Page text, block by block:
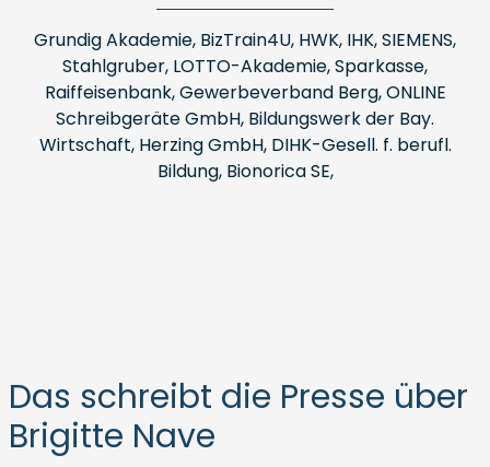
Grundig Akademie, BizTrain4U, HWK, IHK, SIEMENS,
Stahlgruber, LOTTO-Akademie, Sparkasse,
Raiffeisenbank, Gewerbeverband Berg, ONLINE
Schreibgeräte GmbH, Bildungswerk der Bay.
Wirtschaft, Herzing GmbH, DIHK-Gesell. f. berufl.
Bildung, Bionorica SE,
Das schreibt die Presse über
Brigitte Nave